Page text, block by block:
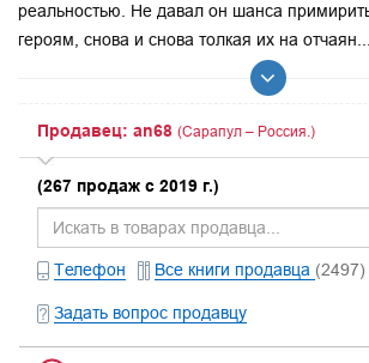
реальностью. Не давал он шанса
героям, снова и снова толкая их на отчаян...
Продавец: an68 (Сарапул – Россия.)
(267 продаж с 2019 г.)
Телефон Все книги продавца (2497)
Задать вопрос продавцу